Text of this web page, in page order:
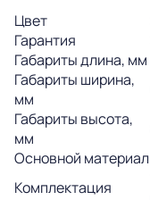
Цвет
Гарантия
Габариты длина, мм
Габариты ширина,
мм
Габариты высота,
мм
Основной материал
Комплектация